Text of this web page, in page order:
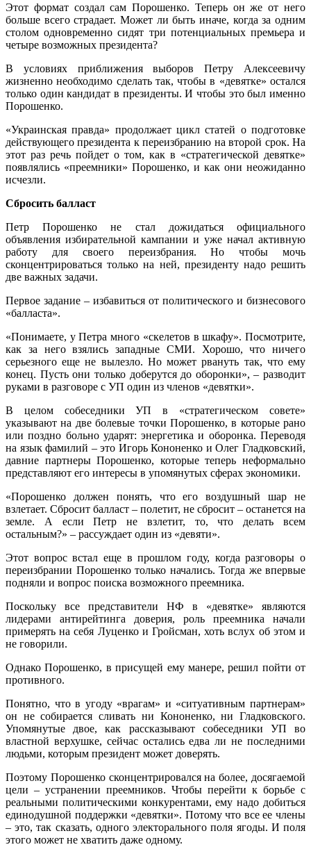
Этот формат создал сам Порошенко. Теперь он же от него
больше всего страдает. Может ли быть иначе, когда за одним
столом одновременно сидят три потенциальных премьера и
четыре возможных президента?
В условиях приближения выборов Петру Алексеевичу
жизненно необходимо сделать так, чтобы в «девятке» остался
только один кандидат в президенты. И чтобы это был именно
Порошенко.
«Украинская правда» продолжает цикл статей о подготовке
действующего президента к переизбранию на второй срок. На
этот раз речь пойдет о том, как в «стратегической девятке»
появлялись «преемники» Порошенко, и как они неожиданно
исчезли.
Сбросить балласт
Петр Порошенко не стал дожидаться официального
объявления избирательной кампании и уже начал активную
работу для своего переизбрания. Но чтобы мочь
сконцентрироваться только на ней, президенту надо решить
две важных задачи.
Первое задание – избавиться от политического и бизнесового
«балласта».
«Понимаете, у Петра много «скелетов в шкафу». Посмотрите,
как за него взялись западные СМИ. Хорошо, что ничего
серьезного еще не вылезло. Но может рвануть так, что ему
конец. Пусть они только доберутся до оборонки», – разводит
руками в разговоре с УП один из членов «девятки».
В целом собеседники УП в «стратегическом совете»
указывают на две болевые точки Порошенко, в которые рано
или поздно больно ударят: энергетика и оборонка. Переводя
на язык фамилий – это Игорь Кононенко и Олег Гладковский,
давние партнеры Порошенко, которые теперь неформально
представляют его интересы в упомянутых сферах экономики.
«Порошенко должен понять, что его воздушный шар не
взлетает. Сбросит балласт – полетит, не сбросит – останется на
земле. А если Петр не взлетит, то, что делать всем
остальным?» – рассуждает один из «девяти».
Этот вопрос встал еще в прошлом году, когда разговоры о
переизбрании Порошенко только начались. Тогда же впервые
подняли и вопрос поиска возможного преемника.
Поскольку все представители НФ в «девятке» являются
лидерами антирейтинга доверия, роль преемника начали
примерять на себя Луценко и Гройсман, хоть вслух об этом и
не говорили.
Однако Порошенко, в присущей ему манере, решил пойти от
противного.
Понятно, что в угоду «врагам» и «ситуативным партнерам»
он не собирается сливать ни Кононенко, ни Гладковского.
Упомянутые двое, как рассказывают собеседники УП во
властной верхушке, сейчас остались едва ли не последними
людьми, которым президент может доверять.
Поэтому Порошенко сконцентрировался на более, досягаемой
цели – устранении преемников. Чтобы перейти к борьбе с
реальными политическими конкурентами, ему надо добиться
единодушной поддержки «девятки». Потому что все ее члены
– это, так сказать, одного электорального поля ягоды. И поля
этого может не хватить даже одному.